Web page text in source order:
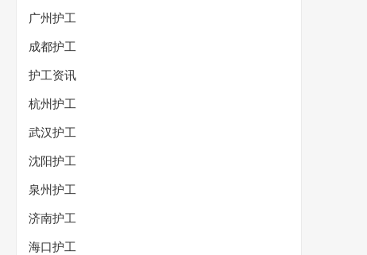
广州护工
成都护工
护工资讯
杭州护工
武汉护工
沈阳护工
泉州护工
济南护工
海口护工